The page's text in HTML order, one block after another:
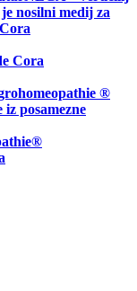
nosilni medij za
Cora
®
posamezne